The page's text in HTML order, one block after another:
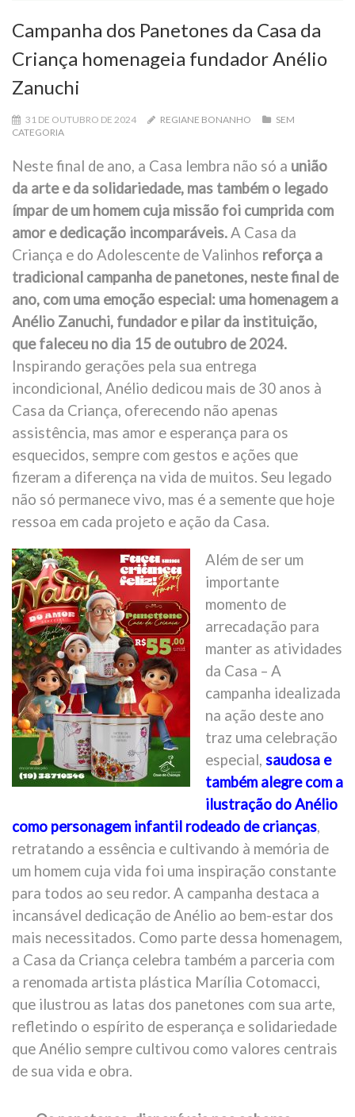
Campanha dos Panetones da Casa da
Criança homenageia fundador Anélio
Zanuchi
31 DE OUTUBRO DE 2024 REGIANE BONANHO
SEM
CATEGORIA
Neste final de ano, a Casa lembra não só a união
da arte e da solidariedade, mas também o legado
ímpar de um homem cuja missão foi cumprida com
amor e dedicação incomparáveis.A Casa da
Criança e do Adolescente de Valinhos reforça a
tradicional campanha de panetones, neste final de
ano, com uma emoção especial: uma homenagem a
Anélio Zanuchi, fundador e pilar da instituição,
que faleceu no dia 15 de outubro de 2024.
Inspirando gerações pela sua entrega
incondicional, Anélio dedicou mais de 30 anos à
Casa da Criança, oferecendo não apenas
assistência, mas amor e esperança para os
esquecidos, sempre com gestos e ações que
fizeram a diferença na vida de muitos. Seu legado
não só permanece vivo, mas é a semente que hoje
ressoa em cada projeto e ação da Casa.
Além de ser um
importante
momento de
arrecadação para
manter as atividades
da Casa – A
campanha idealizada
na ação deste ano
traz uma celebração
especial, saudosa e
também alegre com a
ilustração do Anélio
como personagem infantil rodeado de crianças,
retratando a essência e cultivando à memória de
um homem cuja vida foi uma inspiração constante
para todos ao seu redor. A campanha destaca a
incansável dedicação de Anélio ao bem-estar dos
mais necessitados. Como parte dessa homenagem,
a Casa da Criança celebra também a parceria com
a renomada artista plástica Marília Cotomacci,
que ilustrou as latas dos panetones com sua arte,
refletindo o espírito de esperança e solidariedade
que Anélio sempre cultivou como valores centrais
de sua vida e obra.